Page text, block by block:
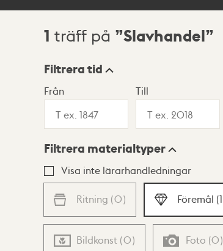
Sökresultat
1 träff på Slavhandel
Visningsläge
Lista Karta
Filtrera tid
Från Till
Filtrera materialtyper
Visa inte lärarhandledningar
Ritning (0) Föremål (1
Bildkonst (0) Foto (0)